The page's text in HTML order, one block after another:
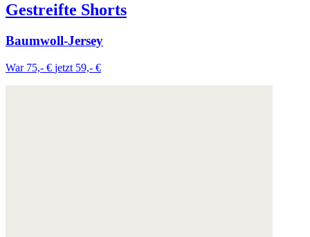
Gestreifte Shorts
Baumwoll-Jersey
War 75,- € jetzt 59,- €